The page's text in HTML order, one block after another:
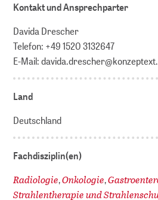
Kontakt und Ansprechparter
Davida Drescher
Telefon: +49 1520 3132647
E-Mail:
Land
Deutschland
Fachdisziplin(en)
Radiologie,Onkologie,
Strahlentherapie und